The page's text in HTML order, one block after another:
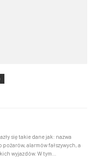
się takie dane jak: nazwa
alarmów fałszywych, a
wyjazdów. W tym